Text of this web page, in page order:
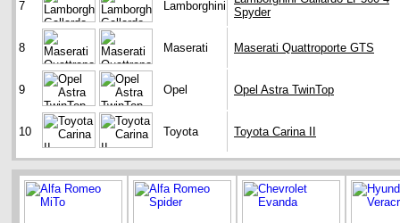
7 Lamborghini
Spyder
8 Maserati Maserati Quattroporte GTS
9 Opel Opel Astra TwinTop
10 Toyota Toyota Carina II